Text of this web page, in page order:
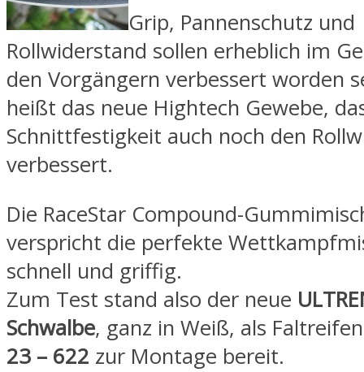
Grip, Pannenschutz und
Rollwiderstand sollen erheblich im
den Vorgängern verbessert worden
heißt das neue Hightech Gewebe,
Schnittfestigkeit auch noch den
verbessert.
Die RaceStar Compound-
verspricht die perfekte
schnell und griffig.
Zum Test stand also der neue
Schwalbe, ganz in Weiß, als
23 – 622 zur Montage bereit.